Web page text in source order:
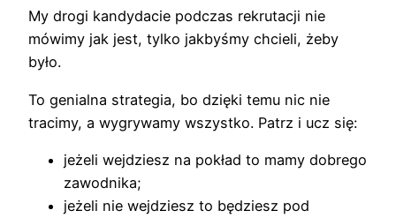
My drogi kandydacie podczas rekrutacji nie
mówimy jak jest, tylko jakbyśmy chcieli, żeby
było.
To genialna strategia, bo dzięki temu nic nie
tracimy, a wygrywamy wszystko. Patrz i ucz się:
jeżeli wejdziesz na pokład to mamy dobrego
zawodnika;
jeżeli nie wejdziesz to będziesz pod